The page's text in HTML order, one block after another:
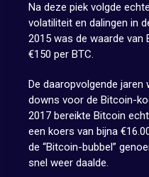
Na deze piek volgde
volatiliteit en dalingen in
2015 was de waarde
€150 per BTC.
De daaropvolgende jaren
downs voor de Bitcoin-
2017 bereikte Bitcoin
een koers van bijna
de “Bitcoin-bubbel”
snel weer daalde.